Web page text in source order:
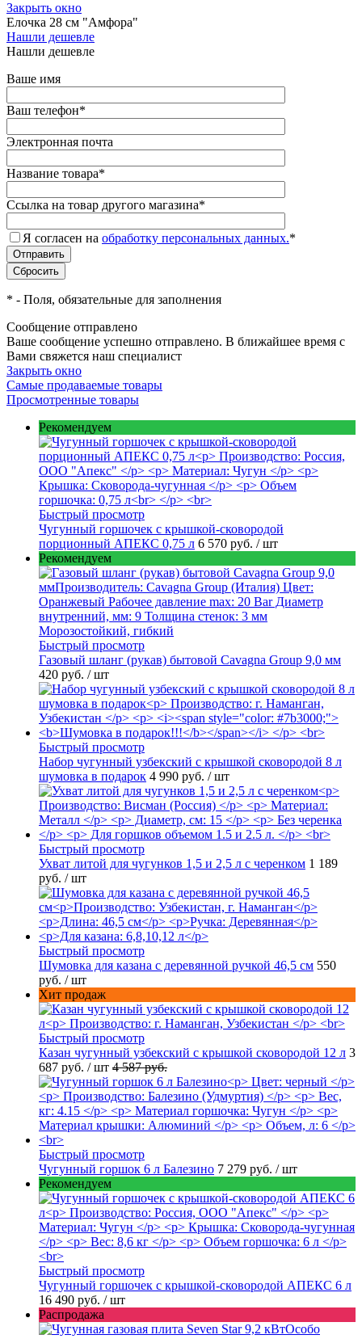
Закрыть окно
Елочка 28 см "Амфора"
Нашли дешевле
Нашли дешевле
Ваше имя
Ваш телефон*
Электронная почта
Название товара*
Ссылка на товар другого магазина*
Я согласен на обработку персональных данных.*
* - Поля, обязательные для заполнения
Сообщение отправлено
Ваше сообщение успешно отправлено. В ближайшее время с
Вами свяжется наш специалист
Закрыть окно
Самые продаваемые товары
Просмотренные товары
Рекомендуем
Быстрый просмотр
Чугунный горшочек с крышкой-сковородой
порционный АПЕКС 0,75 л 6 570 руб. / шт
Рекомендуем
Быстрый просмотр
Газовый шланг (рукав) бытовой Cavagna Group 9,0 мм
420 руб. / шт
Быстрый просмотр
Набор чугунный узбекский с крышкой сковородой 8 л
шумовка в подарок 4 990 руб. / шт
Быстрый просмотр
Ухват литой для чугунков 1,5 и 2,5 л с черенком 1 189
руб. / шт
Быстрый просмотр
Шумовка для казана с деревянной ручкой 46,5 см 550
руб. / шт
Хит продаж
Быстрый просмотр
Казан чугунный узбекский с крышкой сковородой 12 л 3
687 руб. / шт 4 587 руб.
Быстрый просмотр
Чугунный горшок 6 л Балезино 7 279 руб. / шт
Рекомендуем
Быстрый просмотр
Чугунный горшочек с крышкой-сковородой АПЕКС 6 л
16 490 руб. / шт
Распродажа